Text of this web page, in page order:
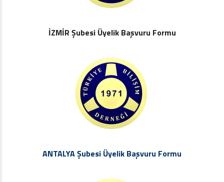
İZMİR Şubesi Üyelik Başvuru Formu
ANTALYA Şubesi Üyelik Başvuru Formu